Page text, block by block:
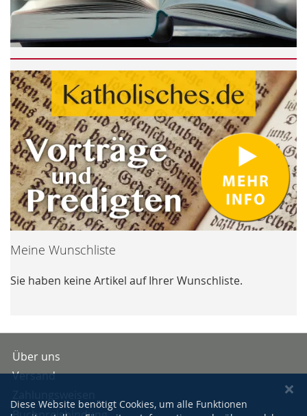
Meine Wunschliste
Sie haben keine Artikel auf Ihrer Wunschliste.
Über uns
Versand
Diese Website benötigt Cookies, um alle Funktionen